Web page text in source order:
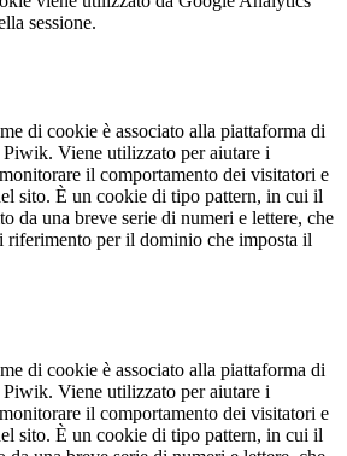
sessione.
di cookie è associato alla piattaforma di
Viene utilizzato per aiutare i
il comportamento dei visitatori e
sito. È un cookie di tipo pattern, in cui il
da una breve serie di numeri e lettere, che
riferimento per il dominio che imposta il
di cookie è associato alla piattaforma di
Viene utilizzato per aiutare i
il comportamento dei visitatori e
sito. È un cookie di tipo pattern, in cui il